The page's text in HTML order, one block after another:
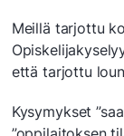
Meillä tarjottu
että tarjottu
Kysymykset